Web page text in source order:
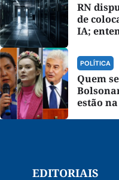
RN
de
IA;
POLÍTICA
Quem
estão
EDITORIAIS